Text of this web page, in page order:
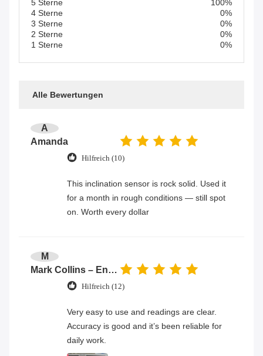
5 Sterne
100%
4 Sterne
0%
3 Sterne
0%
2 Sterne
0%
1 Sterne
0%
Alle Bewertungen
A
Amanda
Hilfreich (10)
This inclination sensor is rock solid. Used it
for a month in rough conditions — still spot
on. Worth every dollar
M
Mark Collins – Engineer
Hilfreich (12)
Very easy to use and readings are clear.
Accuracy is good and it’s been reliable for
daily work.